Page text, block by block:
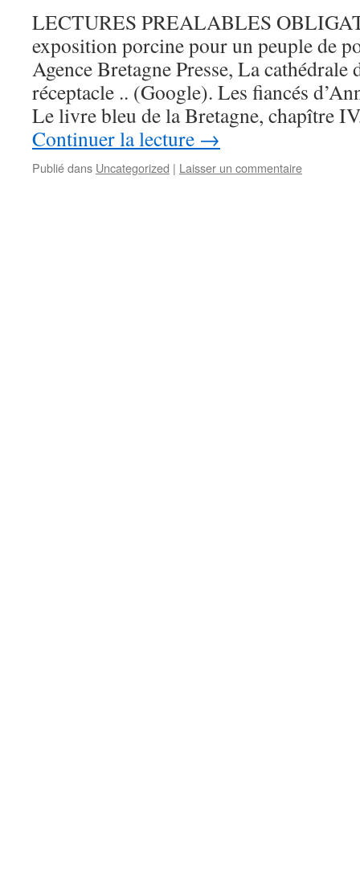
LECTURES PREALABLES
exposition porcine pour un peuple de
Agence Bretagne Presse, La cathédrale
réceptacle .. (Google). Les fiancés
Le livre bleu de la Bretagne, chapître
Continuer la lecture →
Publié dans Uncategorized | Laisser un commentaire